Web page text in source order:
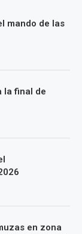
mando de las
la final de
en zona